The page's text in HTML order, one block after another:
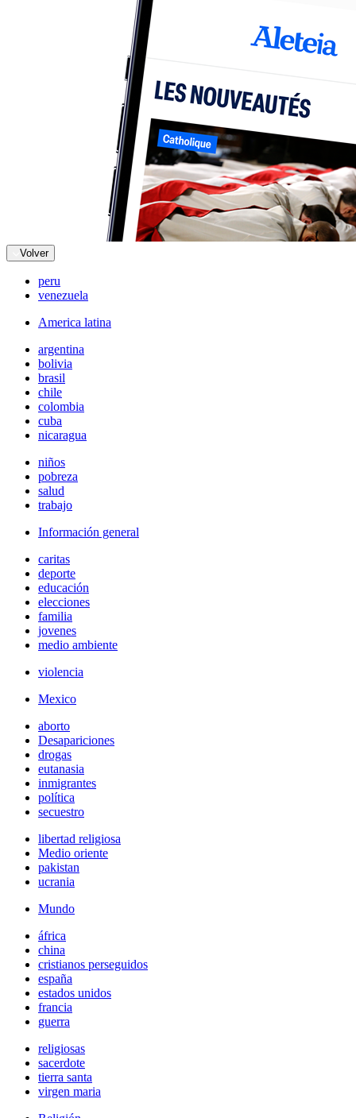
Volver
peru
venezuela
America latina
argentina
bolivia
brasil
chile
colombia
cuba
nicaragua
niños
pobreza
salud
trabajo
Información general
caritas
deporte
educación
elecciones
familia
jovenes
medio ambiente
violencia
Mexico
aborto
Desapariciones
drogas
eutanasia
inmigrantes
política
secuestro
libertad religiosa
Medio oriente
pakistan
ucrania
Mundo
áfrica
china
cristianos perseguidos
españa
estados unidos
francia
guerra
religiosas
sacerdote
tierra santa
virgen maria